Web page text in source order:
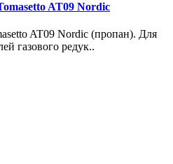
AT09 Nordic
AT09 Nordic (пропан). Для
газового редук..